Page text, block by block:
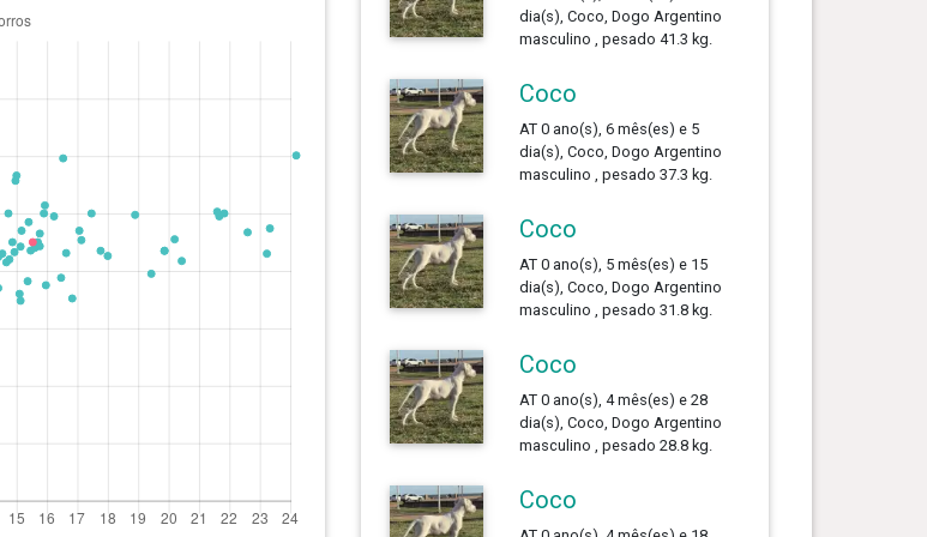
dia(s), Coco, Dogo Argentino
masculino , pesado 41.3 kg.
Coco
AT 0 ano(s), 6 mês(es) e 5
dia(s), Coco, Dogo Argentino
masculino , pesado 37.3 kg.
Coco
AT 0 ano(s), 5 mês(es) e 15
dia(s), Coco, Dogo Argentino
masculino , pesado 31.8 kg.
Coco
AT 0 ano(s), 4 mês(es) e 28
dia(s), Coco, Dogo Argentino
masculino , pesado 28.8 kg.
Coco